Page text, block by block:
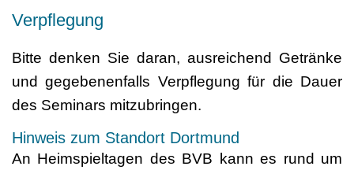
Verpflegung
Bitte denken Sie daran, ausreichend Getränke
und gegebenenfalls Verpflegung für die Dauer
des Seminars mitzubringen.
Hinweis zum Standort Dortmund
An Heimspieltagen des BVB kann es rund um